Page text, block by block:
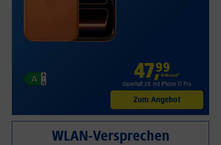
47,99
€/Monat*
dauerhaft z.B. mit iPhone 17 Pro
Zum Angebot
WLAN-Versprechen